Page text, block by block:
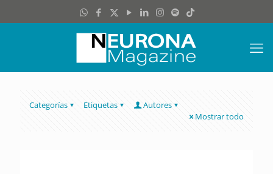
Categorías Etiquetas
Autores
Mostrar todo